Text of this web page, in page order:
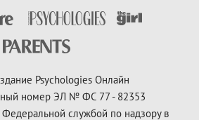
Psychologies Онлайн
номер ЭЛ № ФС 77 - 82353
Федеральной службой по надзору в